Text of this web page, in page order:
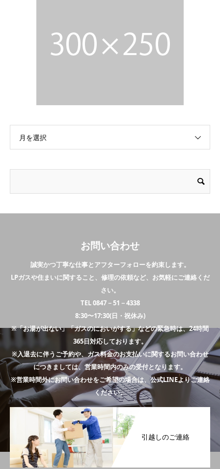
月を選択
お問い合わせ
誠実かつ丁寧な仕事とアフターフォローを約束します。
LPガスや住まいに関すること、修理の依頼など、お気軽にご連絡くだ
さい。
TEL 0847－51－4338
8:30〜17:30(日・祝休み)
※「お湯が出ない」「ガスのにおいがする」などの緊急時は、24時間
365日対応しております。
※入退去に伴うご予約や、ガス料金のお支払いに関するお問い合わせ
につきましては、営業時間内のみの受付となります。
※営業時間外にお問い合わせをご希望の場合は、公式LINEよりご連絡
ください。
引越しのご連絡